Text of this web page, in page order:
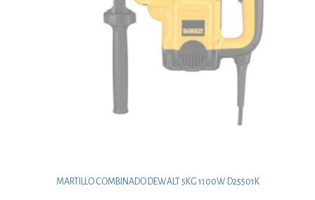
MARTILLO COMBINADO DEWALT 5KG 1100W D25501K